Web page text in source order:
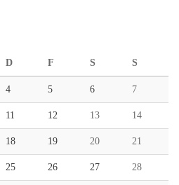
D F S S
4 5 6 7
11 12 13 14
18 19 20 21
25 26 27 28